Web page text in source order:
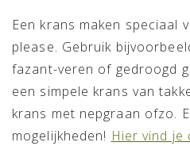
Een krans maken speciaal
please. Gebruik
fazant-veren of gedroogd
een simpele krans van
krans met nepgraan ofzo.
mogelijkheden! Hier vind je